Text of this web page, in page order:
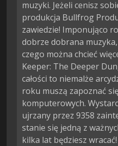
muzyki. Jeżeli cenisz
produkcja Bullfrog
zawiedzie! Imponująco
dobrze dobrana
czego można chcieć
Keeper: The Deeper
całości to niemalże
roku muszą zapoznać
komputerowych.
ujrzany przez 9358
stanie się jedną z
kilka lat będziesz wracać!